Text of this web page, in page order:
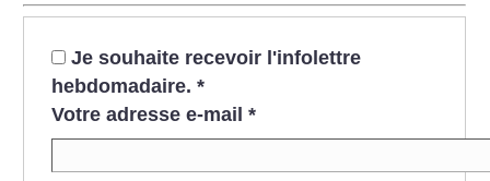
Je souhaite recevoir l'infolettre
hebdomadaire. *
Votre adresse e-mail *